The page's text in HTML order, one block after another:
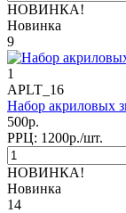
НОВИНКА!
Новинка
9
1
APLT_16
Набор акриловых
500р.
РРЦ: 1200р./шт.
НОВИНКА!
Новинка
14